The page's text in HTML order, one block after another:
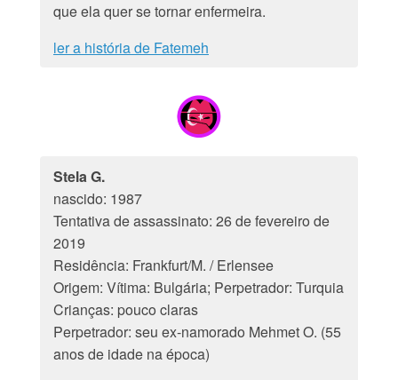
que ela quer se tornar enfermeira.
ler a história de Fatemeh
Stela G.
nascido: 1987
Tentativa de assassinato: 26 de fevereiro de
2019
Residência: Frankfurt/M. / Erlensee
Origem: Vítima: Bulgária; Perpetrador: Turquia
Crianças: pouco claras
Perpetrador: seu ex-namorado Mehmet O. (55
anos de idade na época)